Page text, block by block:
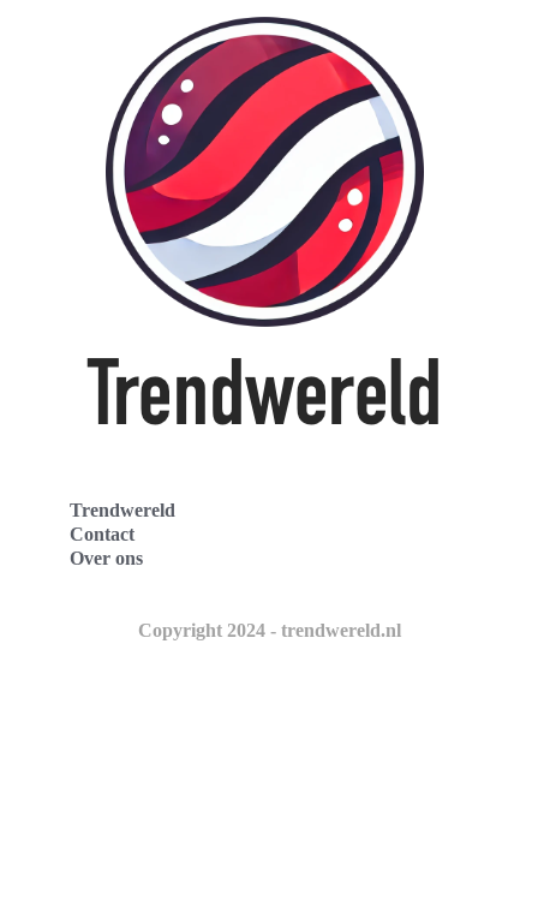
Trendwereld
Contact
Over ons
Copyright 2024 - trendwereld.nl